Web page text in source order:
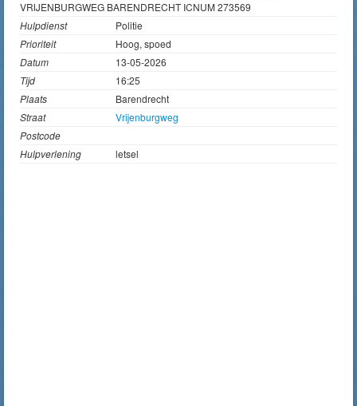
VRIJENBURGWEG BARENDRECHT ICNUM 273569
Hulpdienst
Politie
Prioriteit
Hoog, spoed
Datum
13-05-2026
Tijd
16:25
Plaats
Barendrecht
Straat
Vrijenburgweg
Postcode
Hulpverlening
letsel